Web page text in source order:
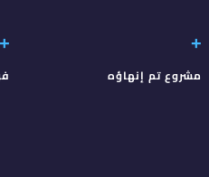
+
مشروع تم إنهاؤه
+